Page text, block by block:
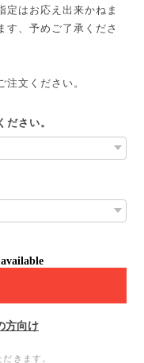
定はお応え出来かねま
す、予めご了承くださ
文ください。
さい。
方向け
きます。